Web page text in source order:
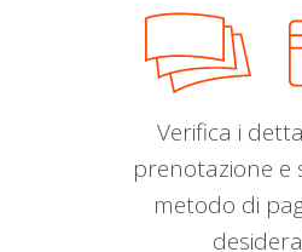
Verifica i
prenotazione e
metodo di